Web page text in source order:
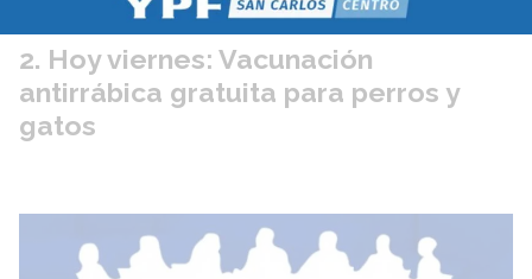
Hoy viernes: Vacunación
antirrábica gratuita para perros y
gatos